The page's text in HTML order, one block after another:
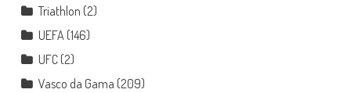
Triathlon (2)
UEFA(146)
UFC(2)
Vasco da Gama (209)